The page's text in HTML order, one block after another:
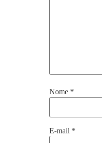
Nome *
E-mail *